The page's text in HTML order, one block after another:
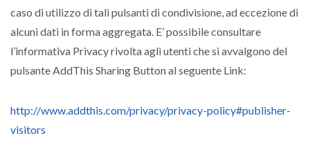
caso di utilizzo di tali pulsanti di condivisione, ad eccezione di
alcuni dati in forma aggregata. E’ possibile consultare
l’informativa Privacy rivolta agli utenti che si avvalgono del
pulsante AddThis Sharing Button al seguente Link:
http://www.addthis.com/privacy/privacy-policy#publisher-
visitors